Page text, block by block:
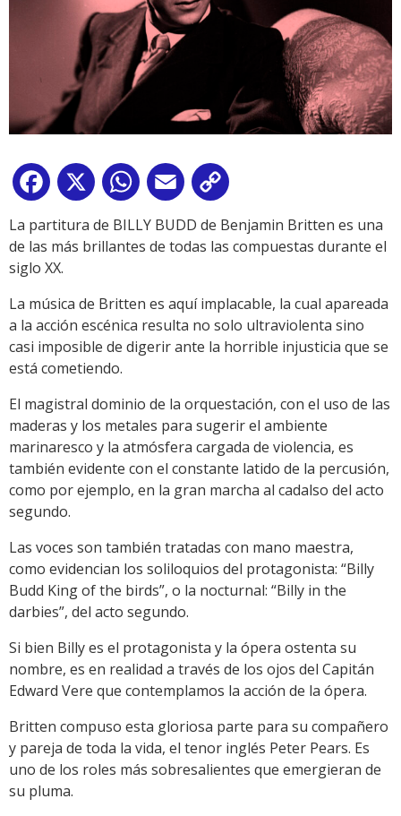
Facebook
X WhatsApp
Email
Link
La partitura de BILLY BUDD de Benjamin Britten es una
de las más brillantes de todas las compuestas durante el
siglo XX.
La música de Britten es aquí implacable, la cual apareada
a la acción escénica resulta no solo ultraviolenta sino
casi imposible de digerir ante la horrible injusticia que se
está cometiendo.
El magistral dominio de la orquestación, con el uso de las
maderas y los metales para sugerir el ambiente
marinaresco y la atmósfera cargada de violencia, es
también evidente con el constante latido de la percusión,
como por ejemplo, en la gran marcha al cadalso del acto
segundo.
Las voces son también tratadas con mano maestra,
como evidencian los soliloquios del protagonista: “Billy
Budd King of the birds”, o la nocturnal: “Billy in the
darbies”, del acto segundo.
Si bien Billy es el protagonista y la ópera ostenta su
nombre, es en realidad a través de los ojos del Capitán
Edward Vere que contemplamos la acción de la ópera.
Britten compuso esta gloriosa parte para su compañero
y pareja de toda la vida, el tenor inglés Peter Pears. Es
uno de los roles más sobresalientes que emergieran de
su pluma.